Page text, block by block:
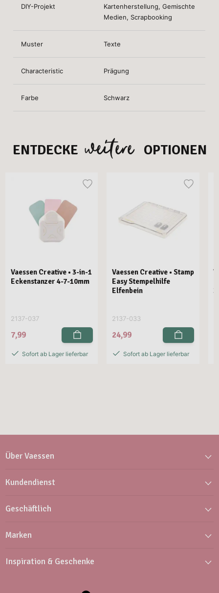
DIY-Projekt
Kartenherstellung, Gemischte
Medien, Scrapbooking
Muster Texte
Characteristic Prägung
Farbe Schwarz
ENTDECKE weitere OPTIONEN
Vaessen Creative • 3-in-1
Eckenstanzer 4-7-10mm
2137-037
7,99
Sofort ab Lager lieferbar
Vaessen Creative • Stamp
Easy Stempelhilfe
Elfenbein
2137-033
24,99
Sofort ab Lager lieferbar
Über Vaessen
Kundendienst
Geschäftlich
Marken
Inspiration & Geschenke